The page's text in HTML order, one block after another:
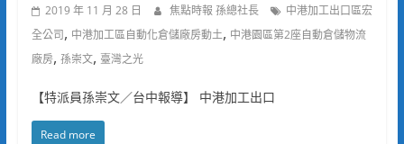
2019 年 11 月 28 日 焦點時報 孫總社長
中港加工出口區宏
全公司, 中港加工區自動化倉儲廠房動土, 中港園區第2座自動倉儲物流
廠房, 孫崇文, 臺灣之光
【特派員孫崇文／台中報導】 中港加工出口
Read more